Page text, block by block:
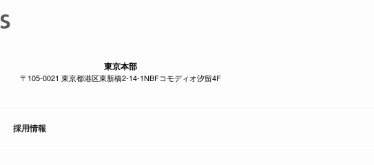
東京本部
〒105-0021 東京都港区東新橋2-14-1NBFコモディオ汐留4F
採用情報